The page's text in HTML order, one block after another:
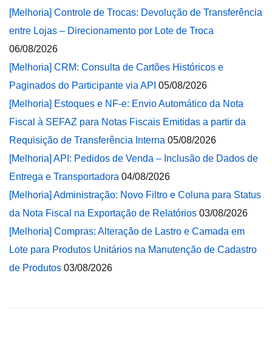
[Melhoria] Controle de Trocas: Devolução de Transferência
entre Lojas – Direcionamento por Lote de Troca
06/08/2026
[Melhoria] CRM: Consulta de Cartões Históricos e
Paginados do Participante via API 05/08/2026
[Melhoria] Estoques e NF-e: Envio Automático da Nota
Fiscal à SEFAZ para Notas Fiscais Emitidas a partir da
Requisição de Transferência Interna 05/08/2026
[Melhoria] API: Pedidos de Venda – Inclusão de Dados de
Entrega e Transportadora 04/08/2026
[Melhoria] Administração: Novo Filtro e Coluna para Status
da Nota Fiscal na Exportação de Relatórios 03/08/2026
[Melhoria] Compras: Alteração de Lastro e Camada em
Lote para Produtos Unitários na Manutenção de Cadastro
de Produtos 03/08/2026